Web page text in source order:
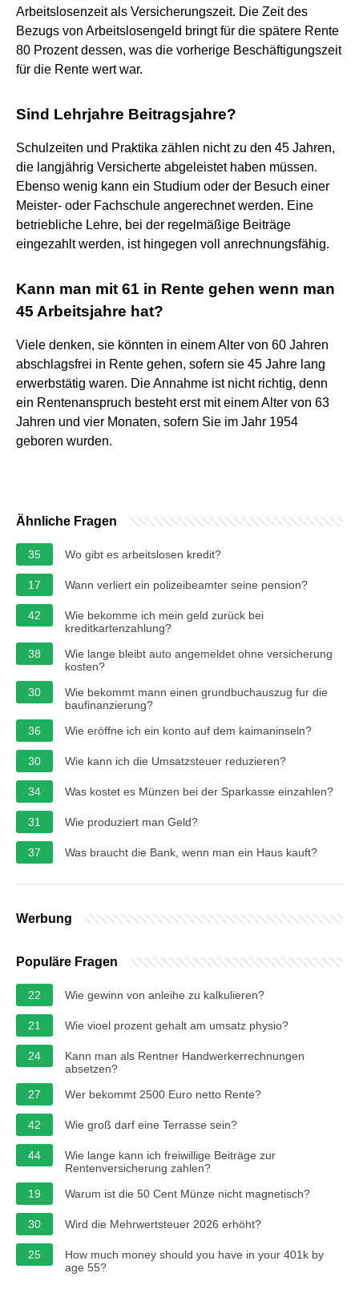
Arbeitslosenzeit als Versicherungszeit. Die Zeit des
Bezugs von Arbeitslosengeld bringt für die spätere Rente
80 Prozent dessen, was die vorherige Beschäftigungszeit
für die Rente wert war.
Sind Lehrjahre Beitragsjahre?
Schulzeiten und Praktika zählen nicht zu den 45 Jahren,
die langjährig Versicherte abgeleistet haben müssen.
Ebenso wenig kann ein Studium oder der Besuch einer
Meister- oder Fachschule angerechnet werden. Eine
betriebliche Lehre, bei der regelmäßige Beiträge
eingezahlt werden, ist hingegen voll anrechnungsfähig.
Kann man mit 61 in Rente gehen wenn man
45 Arbeitsjahre hat?
Viele denken, sie könnten in einem Alter von 60 Jahren
abschlagsfrei in Rente gehen, sofern sie 45 Jahre lang
erwerbstätig waren. Die Annahme ist nicht richtig, denn
ein Rentenanspruch besteht erst mit einem Alter von 63
Jahren und vier Monaten, sofern Sie im Jahr 1954
geboren wurden.
Ähnliche Fragen
35 Wo gibt es arbeitslosen kredit?
17 Wann verliert ein polizeibeamter seine pension?
42
Wie bekomme ich mein geld zurück bei
kreditkartenzahlung?
38
Wie lange bleibt auto angemeldet ohne versicherung
kosten?
30
Wie bekommt mann einen grundbuchauszug fur die
baufinanzierung?
36
Wie eröffne ich ein konto auf dem kaimaninseln?
30 Wie kann ich die Umsatzsteuer reduzieren?
34 Was kostet es Münzen bei der Sparkasse einzahlen?
31 Wie produziert man Geld?
37 Was braucht die Bank, wenn man ein Haus kauft?
Werbung
Populäre Fragen
22 Wie gewinn von anleihe zu kalkulieren?
21 Wie vioel prozent gehalt am umsatz physio?
24
Kann man als Rentner Handwerkerrechnungen
absetzen?
27
Wer bekommt 2500 Euro netto Rente?
42 Wie groß darf eine Terrasse sein?
44
Wie lange kann ich freiwillige Beiträge zur
Rentenversicherung zahlen?
19
Warum ist die 50 Cent Münze nicht magnetisch?
30 Wird die Mehrwertsteuer 2026 erhöht?
25
How much money should you have in your 401k by
age 55?